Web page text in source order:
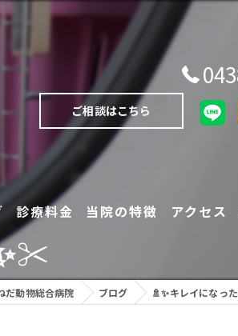
ご相談はこちら
診療料金 当院の特徴
猫
アクセス
だ動物総合病院 ブログ 🚿✨キレイになっ